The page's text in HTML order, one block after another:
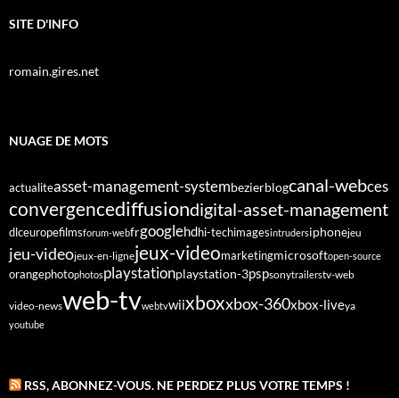
SITE D'INFO
romain.gires.net
NUAGE DE MOTS
actualiteasset-management-systembezierblogcanal-webces
convergencediffusiondigital-asset-management
dlceuropefilmsforum-webfrgooglehdhi-techimagesintrudersiphonejeu
jeu-videojeux-en-lignejeux-videomarketingmicrosoftopen-source
orangephotophotosplaystationplaystation-3pspsonytrailerstv-web
video-newsweb-tvwebtvwiixboxxbox-360xbox-liveya
youtube
RSS, ABONNEZ-VOUS. NE PERDEZ PLUS VOTRE TEMPS !